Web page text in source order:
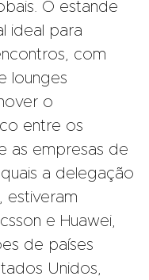
O estande
ideal para
com
lounges
o
entre os
as empresas de
a delegação
estiveram
e Huawei,
de países
Unidos,